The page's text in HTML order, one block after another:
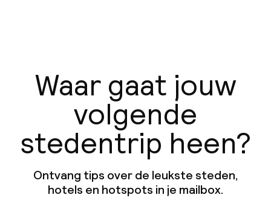
Waar gaat jouw
volgende
stedentrip heen?
Ontvang tips over de leukste steden,
hotels en hotspots in je mailbox.